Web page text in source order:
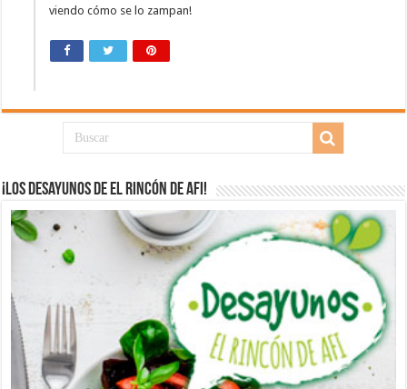
viendo cómo se lo zampan!
¡Los desayunos de El Rincón de Afi!